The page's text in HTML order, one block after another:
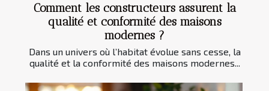
Comment les constructeurs assurent la
qualité et conformité des maisons
modernes ?
Dans un univers où l’habitat évolue sans cesse, la
qualité et la conformité des maisons modernes...